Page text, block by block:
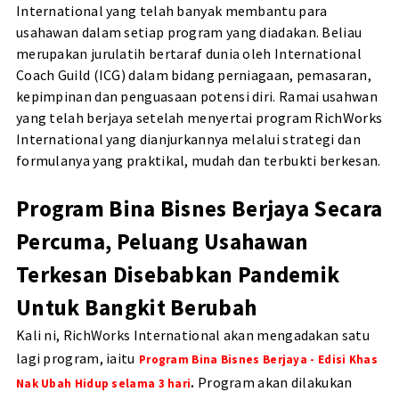
International yang telah banyak membantu para
usahawan dalam setiap program yang diadakan. Beliau
merupakan jurulatih bertaraf dunia oleh International
Coach Guild (ICG) dalam bidang perniagaan, pemasaran,
kepimpinan dan penguasaan potensi diri. Ramai usahwan
yang telah berjaya setelah menyertai program RichWorks
International yang dianjurkannya melalui strategi dan
formulanya yang praktikal, mudah dan terbukti berkesan.
Program Bina Bisnes Berjaya Secara
Percuma, Peluang Usahawan
Terkesan Disebabkan Pandemik
Untuk Bangkit Berubah
Kali ni, RichWorks International akan mengadakan satu
lagi program, iaitu Program Bina Bisnes Berjaya - Edisi Khas
Nak Ubah Hidup selama 3 hari. Program akan dilakukan